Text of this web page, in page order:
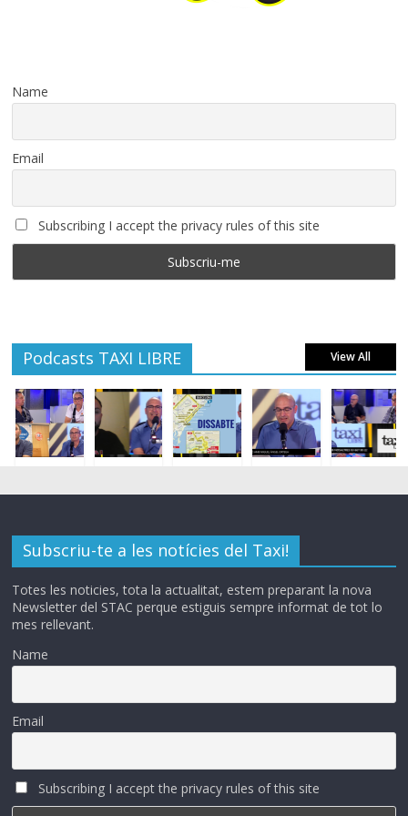
Name
Email
Subscribing I accept the privacy rules of this site
Podcasts TAXI LIBRE View All
Subscriu-te a les notícies del Taxi!
Totes les noticies, tota la actualitat, estem preparant la nova
Newsletter del STAC perque estiguis sempre informat de tot lo
mes rellevant.
Name
Email
Subscribing I accept the privacy rules of this site